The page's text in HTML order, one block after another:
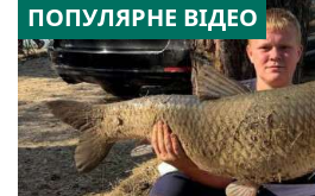
ПОПУЛЯРНЕ ВІДЕО